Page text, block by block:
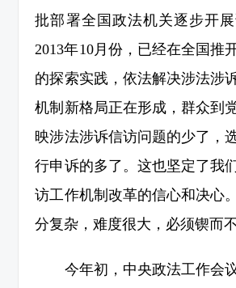
批部署全国政法机关逐步开
2013年10月份，已经在全国推
的探索实践，依法解决涉法涉
机制新格局正在形成，群众到
映涉法涉诉信访问题的少了，
行申诉的多了。这也坚定了我
访工作机制改革的信心和决心
分复杂，难度很大，必须锲而
今年初，中央政法工作会